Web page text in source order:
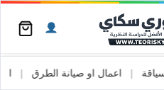
اعمال او صيانة الطرق